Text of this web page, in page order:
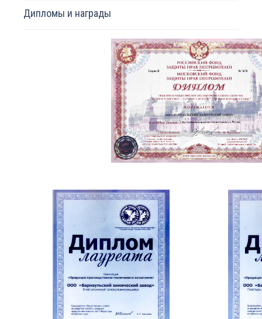
Грузики балансировочные
Шнуры (жгуты) ремонтные
Химические компоненты
Вулканизаторы и комплектующие
Материалы TECH
Материалы Maruni
Пакеты, мел, перчатки
В чем отличие расходных материалов
БХЗ и материалов других
производителей?
Эксперименты показали...
Дипломы и награды